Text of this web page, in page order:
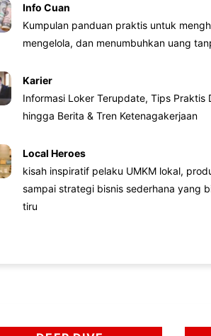
Info Cuan
Kumpulan panduan praktis untuk
mengelola, dan menumbuhkan uang
Karier
Informasi Loker Terupdate, Tips Praktis
hingga Berita & Tren Ketenagakerjaan
Local Heroes
kisah inspiratif pelaku UMKM lokal,
sampai strategi bisnis sederhana yang
tiru